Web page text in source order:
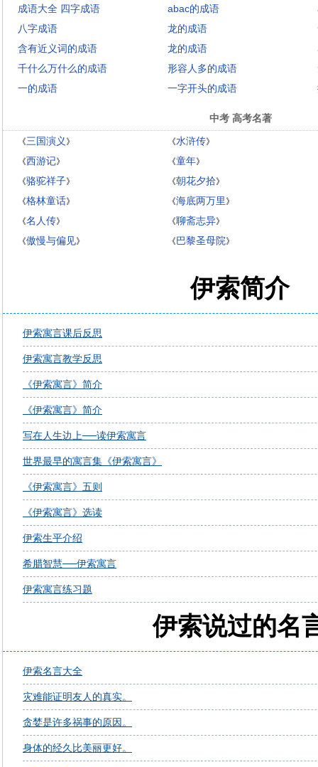
成语大全 四字成语 abac的成语
八字成语
龙的成语
含有近义词的成语
龙的成语
千什么万什么的成语
形容人多的成语
一的成语
一字开头的成语
中考 高考名著
《三国演义 》 《水浒传》
《西游记》 《童年》
《骆驼祥子》 《朝花夕拾》
《格林童话》 《海底两万里 》
《名人传》 《聊斋志异》
《傲慢与偏见》 《巴黎圣母院》
伊索简介
伊索寓言课后反思
伊索寓言教学反思
《伊索寓言》简介
《伊索寓言》简介
写在人生边上──读伊索寓言
世界最早的寓言集《伊索寓言》
《伊索寓言》五则
《伊索寓言》选读
伊索生平介绍
希腊智慧──伊索寓言
伊索寓言练习题
伊索说过的名
伊索名言大全
灾难能证明友人的真实。
贪婪是许多祸事的原因。
身体的经久比美丽更好。